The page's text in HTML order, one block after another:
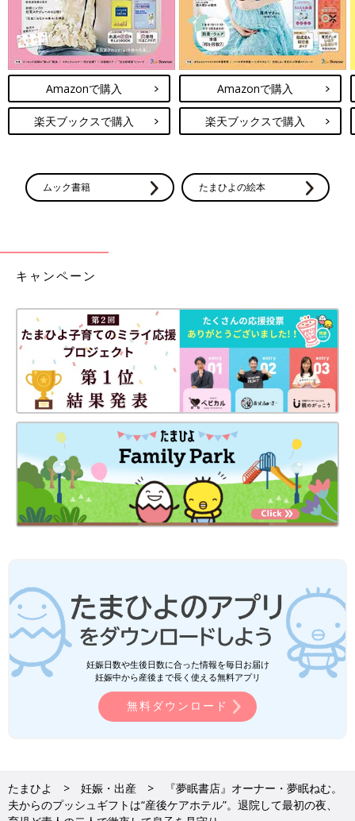
Amazonで購入
楽天ブックスで購入
Amazonで購入
楽天ブックスで購入
ムック書籍 たまひよの絵本
キャンペーン
妊娠日数や生後日数に合った情報を毎日お届け
妊娠中から産後まで長く使える無料アプリ
無料ダウンロード
たまひよ 妊娠・出産
『夢眠書店』オーナー・夢眠ねむ。
夫からのプッシュギフトは“産後ケアホテル”。退院して最初の夜、